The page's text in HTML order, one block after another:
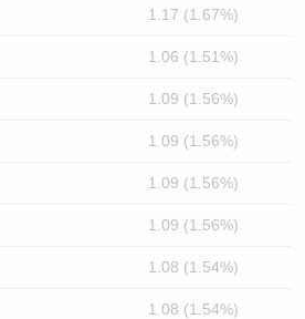
1.17 (1.67%)
1.06 (1.51%)
1.09 (1.56%)
1.09 (1.56%)
1.09 (1.56%)
1.09 (1.56%)
1.08 (1.54%)
1.08 (1.54%)